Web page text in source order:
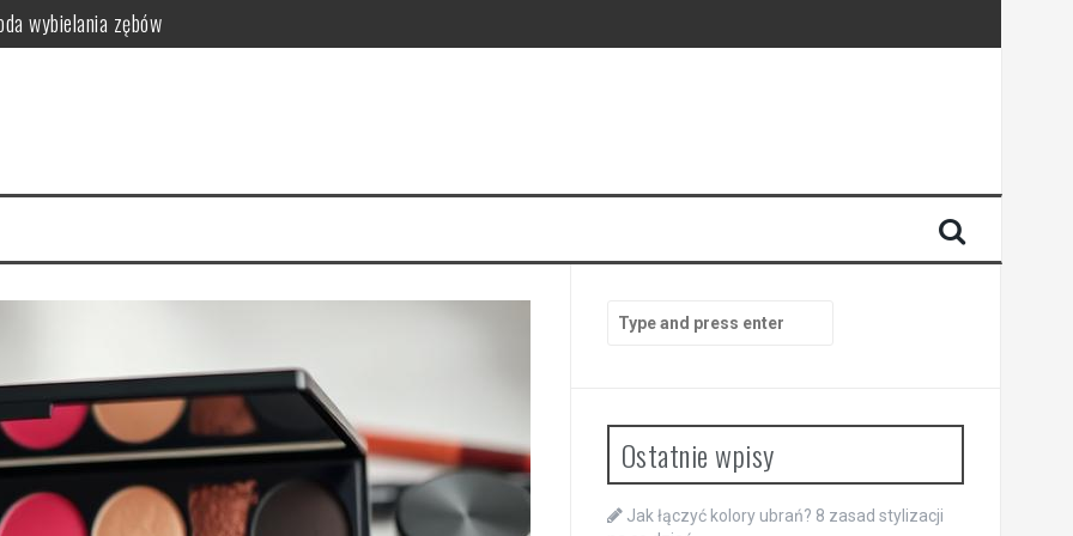
wybielania zębów
styl?
relaksacyjne
co dzień
for:
Ostatnie wpisy
Jak łączyć kolory ubrań? 8 zasad stylizacji